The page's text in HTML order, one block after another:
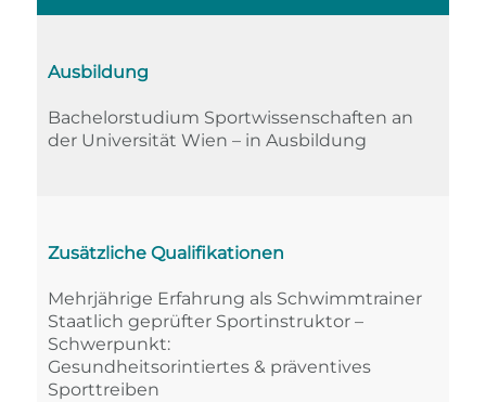
Ausbildung
Bachelorstudium Sportwissenschaften an
der Universität Wien – in Ausbildung
Zusätzliche Qualifikationen
Mehrjährige Erfahrung als Schwimmtrainer
Staatlich geprüfter Sportinstruktor –
Schwerpunkt:
Gesundheitsorintiertes & präventives
Sporttreiben